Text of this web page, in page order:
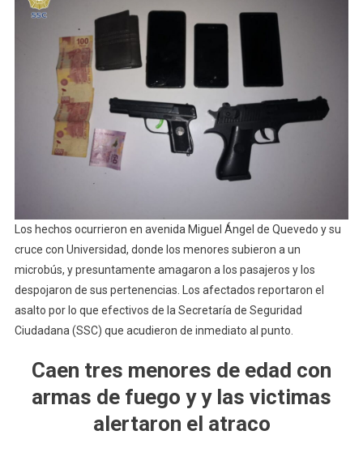
Los hechos ocurrieron en avenida Miguel Ángel de Quevedo y su
cruce con Universidad, donde los menores subieron a un
microbús, y presuntamente amagaron a los pasajeros y los
despojaron de sus pertenencias. Los afectados reportaron el
asalto por lo que efectivos de la Secretaría de Seguridad
Ciudadana (SSC) que acudieron de inmediato al punto.
Caen tres menores de edad con
armas de fuego y y las victimas
alertaron el atraco